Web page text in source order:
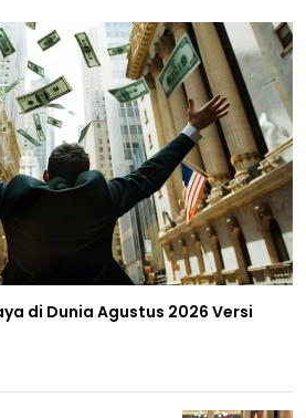
di Dunia Agustus 2026 Versi